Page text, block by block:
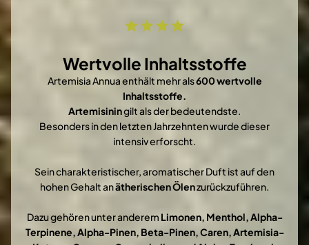
Wertvolle Inhaltsstoffe
Artemisia Annua enthält mehr als600 wertvolle
Inhaltsstoffe.
Artemisiningilt als der bedeutendste.
Besonders in den letzten Jahrzehnten wurde dieser
intensiv erforscht.
Sein charakteristischer, aromatischer Duft ist auf den
hohen Gehalt anätherischen Ölenzurückzuführen.
Dazu gehören unter anderem Limonen, Menthol, Alpha-
Terpinene, Alpha-Pinen, Beta-Pinen, Caren, Artemisia-